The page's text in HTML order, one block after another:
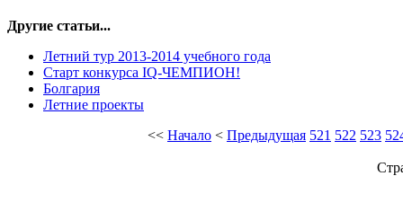
Другие статьи...
Летний тур 2013-2014 учебного года
Старт конкурса IQ-ЧЕМПИОН!
Болгария
Летние проекты
<< Начало < Предыдущая 521 522 523